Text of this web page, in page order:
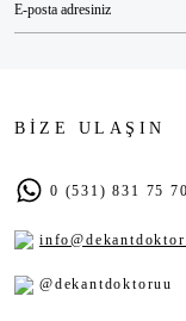
BİZE ULAŞIN
0 (531) 831 75
@dekantdoktoruu